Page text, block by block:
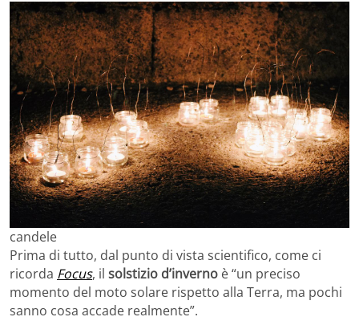
candele
Prima di tutto, dal punto di vista scientifico, come ci
ricorda Focus, il solstizio d’inverno è “un preciso
momento del moto solare rispetto alla Terra, ma pochi
sanno cosa accade realmente”.